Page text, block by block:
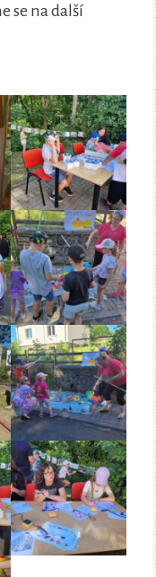
se na další